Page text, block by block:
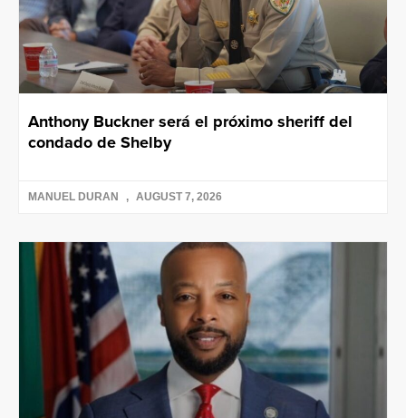
Anthony Buckner será el próximo sheriff del
condado de Shelby
MANUEL DURAN AUGUST 7, 2026